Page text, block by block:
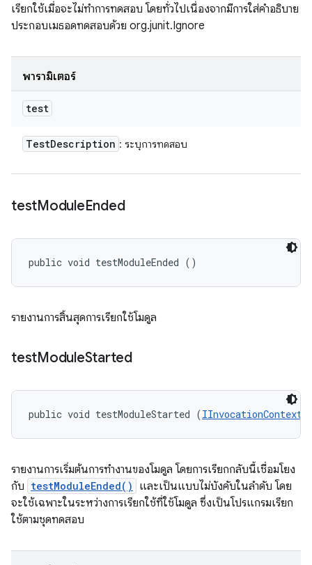
เรียกใช้เมื่อจะไม่ทำการทดสอบ โดยทั่วไปเนื่องจากมีการใส่คำอธิบาย
ประกอบเมธอดทดสอบด้วย org.junit.Ignore
พารามิเตอร์
test
TestDescription : ระบุการทดสอบ
testModuleEnded
public void testModuleEnded ()
รายงานการสิ้นสุดการเรียกใช้โมดูล
testModuleStarted
public void testModuleStarted (IInvocationContext
รายงานการเริ่มต้นการทำงานของโมดูล โดยการเรียกกลับนี้เชื่อมโยง
กับ testModuleEnded()
และเป็นแบบไม่บังคับในลำดับ โดย
จะใช้เฉพาะในระหว่างการเรียกใช้ที่ใช้โมดูล ซึ่งเป็นโปรแกรมเรียก
ใช้ตามชุดทดสอบ